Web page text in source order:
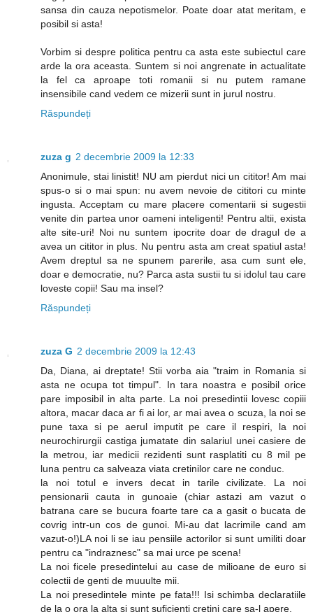
sansa din cauza nepotismelor. Poate doar atat meritam, e
posibil si asta!
Vorbim si despre politica pentru ca asta este subiectul care
arde la ora aceasta. Suntem si noi angrenate in actualitate
la fel ca aproape toti romanii si nu putem ramane
insensibile cand vedem ce mizerii sunt in jurul nostru.
Răspundeți
zuza g 2 decembrie 2009 la 12:33
Anonimule, stai linistit! NU am pierdut nici un cititor! Am mai
spus-o si o mai spun: nu avem nevoie de cititori cu minte
ingusta. Acceptam cu mare placere comentarii si sugestii
venite din partea unor oameni inteligenti! Pentru altii, exista
alte site-uri! Noi nu suntem ipocrite doar de dragul de a
avea un cititor in plus. Nu pentru asta am creat spatiul asta!
Avem dreptul sa ne spunem parerile, asa cum sunt ele,
doar e democratie, nu? Parca asta sustii tu si idolul tau care
loveste copii! Sau ma insel?
Răspundeți
zuza G 2 decembrie 2009 la 12:43
Da, Diana, ai dreptate! Stii vorba aia "traim in Romania si
asta ne ocupa tot timpul". In tara noastra e posibil orice
pare imposibil in alta parte. La noi presedintii lovesc copiii
altora, macar daca ar fi ai lor, ar mai avea o scuza, la noi se
pune taxa si pe aerul imputit pe care il respiri, la noi
neurochirurgii castiga jumatate din salariul unei casiere de
la metrou, iar medicii rezidenti sunt rasplatiti cu 8 mil pe
luna pentru ca salveaza viata cretinilor care ne conduc.
la noi totul e invers decat in tarile civilizate. La noi
pensionarii cauta in gunoaie (chiar astazi am vazut o
batrana care se bucura foarte tare ca a gasit o bucata de
covrig intr-un cos de gunoi. Mi-au dat lacrimile cand am
vazut-o!)LA noi li se iau pensiile actorilor si sunt umiliti doar
pentru ca "indraznesc" sa mai urce pe scena!
La noi ficele presedintelui au case de milioane de euro si
colectii de genti de muuulte mii.
La noi presedintele minte pe fata!!! Isi schimba declaratiile
de la o ora la alta si sunt suficienti cretini care sa-l apere.